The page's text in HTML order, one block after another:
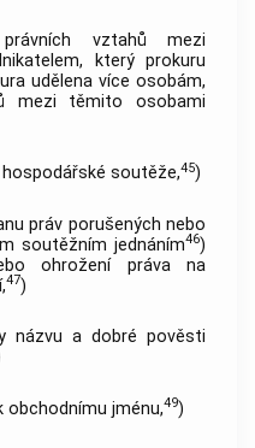
vztahů mezi
který prokuru
udělena více osobám,
mezi těmito osobami
soutěže,45)
práv porušených nebo
soutěžním jednáním46)
ohrožení práva na
47)
názvu a dobré pověsti
obchodnímu jménu,49)